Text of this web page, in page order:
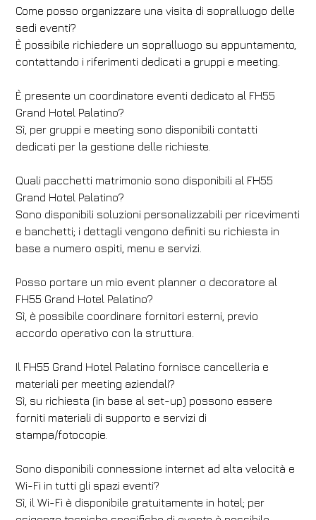
Come posso organizzare una visita di sopralluogo delle
sedi eventi?
È possibile richiedere un sopralluogo su appuntamento,
contattando i riferimenti dedicati a gruppi e meeting.
È presente un coordinatore eventi dedicato al FH55
Grand Hotel Palatino?
Sì, per gruppi e meeting sono disponibili contatti
dedicati per la gestione delle richieste.
Quali pacchetti matrimonio sono disponibili al FH55
Grand Hotel Palatino?
Sono disponibili soluzioni personalizzabili per ricevimenti
e banchetti; i dettagli vengono definiti su richiesta in
base a numero ospiti, menu e servizi.
Posso portare un mio event planner o decoratore al
FH55 Grand Hotel Palatino?
Sì, è possibile coordinare fornitori esterni, previo
accordo operativo con la struttura.
Il FH55 Grand Hotel Palatino fornisce cancelleria e
materiali per meeting aziendali?
Sì, su richiesta (in base al set-up) possono essere
forniti materiali di supporto e servizi di
stampa/fotocopie.
Sono disponibili connessione internet ad alta velocità e
Wi-Fi in tutti gli spazi eventi?
Sì, il Wi-Fi è disponibile gratuitamente in hotel; per